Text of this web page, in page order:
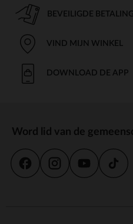
BEVEILIGDE BETALING
VIND MIJN WINKEL
DOWNLOAD DE APP
Word lid van de